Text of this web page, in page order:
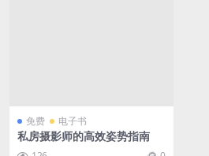
免费 电子书
私房摄影师的高效姿势指南